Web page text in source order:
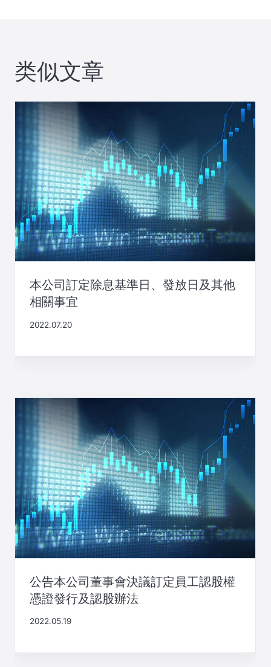
类似文章
本公司訂定除息基準日、發放日及其他
相關事宜
2022.07.20
公告本公司董事會決議訂定員工認股權
憑證發行及認股辦法
2022.05.19